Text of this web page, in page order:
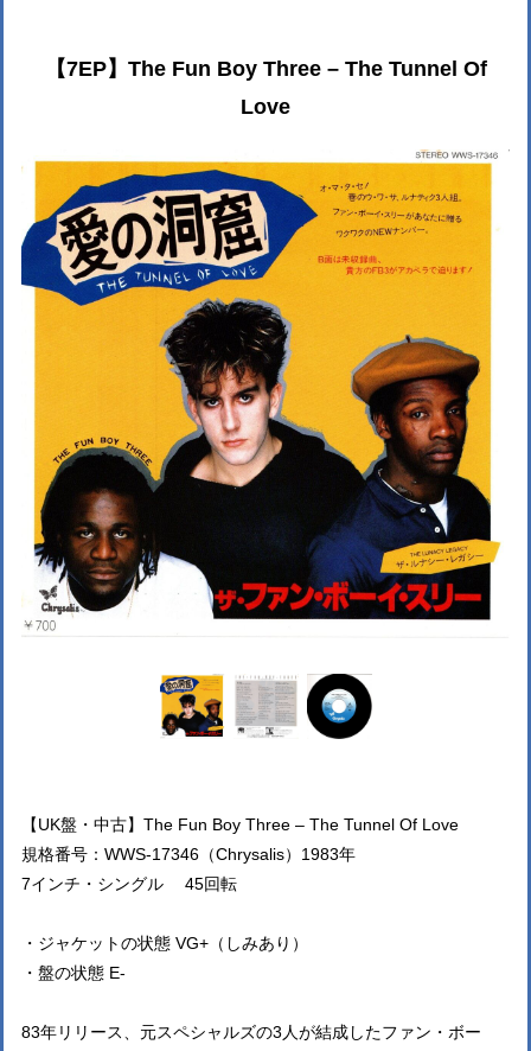
【7EP】The Fun Boy Three – The Tunnel Of
Love
【UK盤・中古】The Fun Boy Three – The Tunnel Of Love
規格番号：WWS-17346（Chrysalis）1983年
7インチ・シングル 45回転
・ジャケットの状態 VG+（しみあり）
・盤の状態 E-
83年リリース、元スペシャルズの3人が結成したファン・ボー